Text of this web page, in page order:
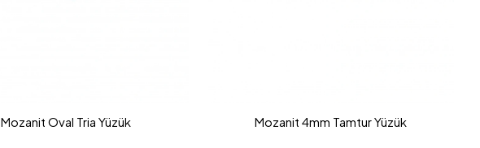
Mozanit Oval Tria Yüzük Mozanit 4mm Tamtur Yüzük